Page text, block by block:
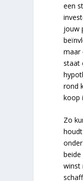
een
jouw
maar
staat
rond
koop
Zo
winst